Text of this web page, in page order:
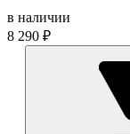
в наличии
8 290 ₽